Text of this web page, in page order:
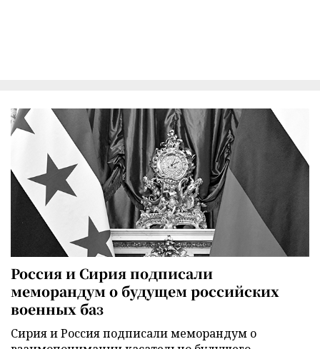
Россия и Сирия подписали
меморандум о будущем российских
военных баз
Сирия и Россия подписали меморандум о